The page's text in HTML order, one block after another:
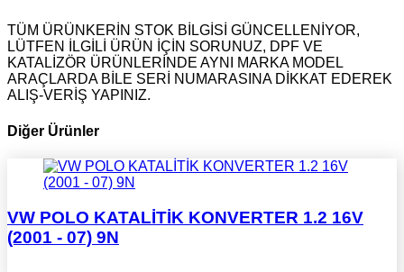
TÜM ÜRÜNKERİN STOK BİLGİSİ GÜNCELLENİYOR,
LÜTFEN İLGİLİ ÜRÜN İÇİN SORUNUZ, DPF VE
KATALİZÖR ÜRÜNLERİNDE AYNI MARKA MODEL
ARAÇLARDA BİLE SERİ NUMARASINA DİKKAT EDEREK
ALIŞ-VERİŞ YAPINIZ.
Diğer Ürünler
VW POLO KATALİTİK KONVERTER 1.2 16V
(2001 - 07) 9N